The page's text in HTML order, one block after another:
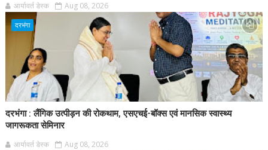
आर्यावर्त डेस्क Aug 08, 2026
दरभंगा
दरभंगा : लैंगिक उत्पीड़न की रोकथाम, एसएचई-बॉक्स एवं मानसिक स्वास्थ्य
जागरूकता सेमिनार
आर्यावर्त डेस्क Aug 08, 2026